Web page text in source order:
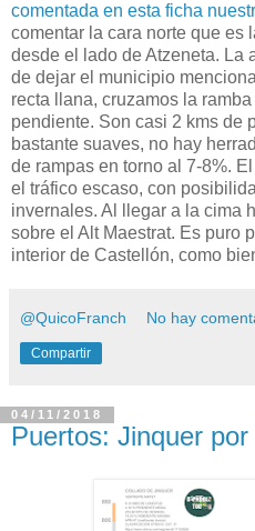
comentada en esta ficha
comentar la cara norte que es
desde el lado de Atzeneta. La
de dejar el municipio
recta llana, cruzamos la
pendiente. Son casi 2 kms de
bastante suaves, no hay
de rampas en torno al 7-8%.
el tráfico escaso, con
invernales. Al llegar a la cima
sobre el Alt Maestrat. Es puro
interior de Castellón, como
@QuicoFranch No hay
Compartir
04/11/2018
Puertos: Jinquer